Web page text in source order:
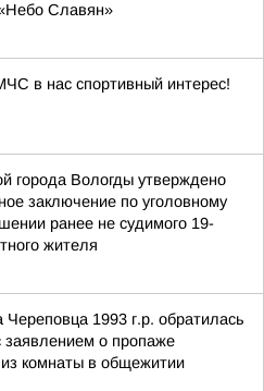
Славян»
в нас спортивный интерес!
города Вологды утверждено
заключение по уголовному
ранее не судимого 19-
жителя
1993 г.р. обратилась
заявлением о пропаже
комнаты в общежитии